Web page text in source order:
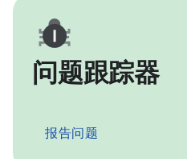
问题跟踪器
报告问题